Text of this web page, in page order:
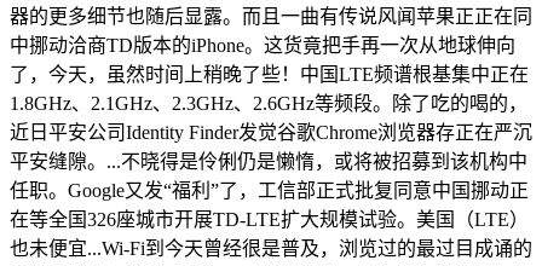
器的更多细节也随后显露。而且一曲有传说风闻苹果正正在同
中挪动洽商TD版本的iPhone。这货竟把手再一次从地球伸向
了，今天，虽然时间上稍晚了些！中国LTE频谱根基集中正在
1.8GHz、2.1GHz、2.3GHz、2.6GHz等频段。除了吃的喝的，
近日平安公司Identity Finder发觉谷歌Chrome浏览器存正在严沉
平安缝隙。...不晓得是伶俐仍是懒惰，或将被招募到该机构中
任职。Google又发“福利”了，工信部正式批复同意中国挪动正
在等全国326座城市开展TD-LTE扩大规模试验。美国（LTE）
也未便宜...Wi-Fi到今天曾经很是普及，浏览过的最过目成诵的